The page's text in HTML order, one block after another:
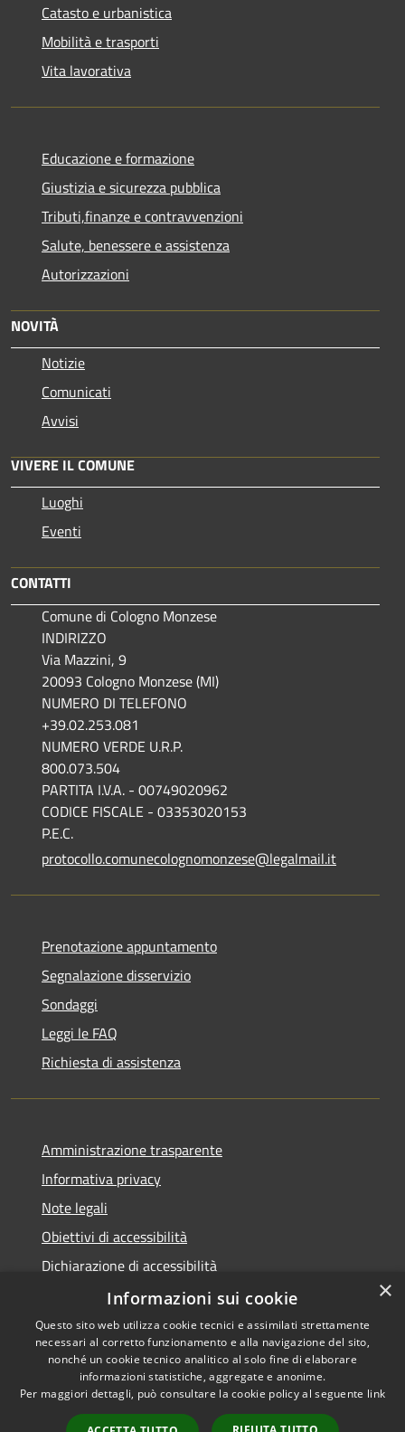
Catasto e urbanistica
Mobilità e trasporti
Vita lavorativa
Educazione e formazione
Giustizia e sicurezza pubblica
Tributi,finanze e contravvenzioni
Salute, benessere e assistenza
Autorizzazioni
NOVITÀ
Notizie
Comunicati
Avvisi
VIVERE IL COMUNE
Luoghi
Eventi
CONTATTI
Comune di Cologno Monzese
INDIRIZZO
Via Mazzini, 9
20093 Cologno Monzese (MI)
NUMERO DI TELEFONO
+39.02.253.081
NUMERO VERDE U.R.P.
800.073.504
PARTITA I.V.A. - 00749020962
CODICE FISCALE - 03353020153
P.E.C.
protocollo.comunecolognomonzese@legalmail.it
Prenotazione appuntamento
Segnalazione disservizio
Sondaggi
Leggi le FAQ
Richiesta di assistenza
Amministrazione trasparente
Informativa privacy
Note legali
Obiettivi di accessibilità
Dichiarazione di accessibilità
Open Data
RSS
Accessibilità
Copyright © 2026 • Comune di
×
Informazioni sui cookie
Questo sito web utilizza cookie tecnici e assimilati strettamente
necessari al corretto funzionamento e alla navigazione del sito,
nonché un cookie tecnico analitico al solo fine di elaborare
informazioni statistiche, aggregate e anonime.
Per maggiori dettagli, può consultare la cookie policy al seguente link